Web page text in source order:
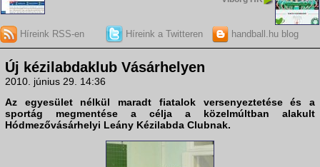
Híreink RSS-en Híreink a Twitteren handball.hu blog
Új kézilabdaklub Vásárhelyen
2010. június 29. 14:36
Az egyesület nélkül maradt fiatalok versenyeztetése és a
sportág megmentése a célja a közelmúltban alakult
Hódmezővásárhelyi Leány Kézilabda Clubnak.